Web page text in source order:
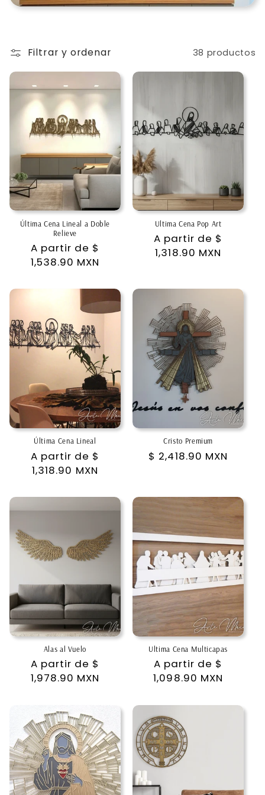
ó
:
Filtrar y ordenar 38 productos
Última Cena Lineal a Doble
Relieve
Precio
habitual
A partir de $
1,538.90 MXN
Ultima Cena Pop Art
Precio
habitual
A partir de $
1,318.90 MXN
Última Cena Lineal
Precio
habitual
A partir de $
1,318.90 MXN
Cristo Premium
Precio
$ 2,418.90 MXN
Alas al Vuelo
Precio
habitual
A partir de $
1,978.90 MXN
Ultima Cena Multicapas
Precio
habitual
A partir de $
1,098.90 MXN